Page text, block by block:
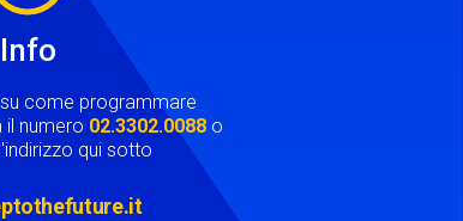
Info
come programmare
numero 02.3302.0088 o
qui sotto